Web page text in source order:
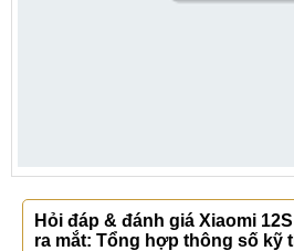
Hỏi đáp & đánh giá Xiaomi
ra mắt: Tổng hợp thông số kỹ